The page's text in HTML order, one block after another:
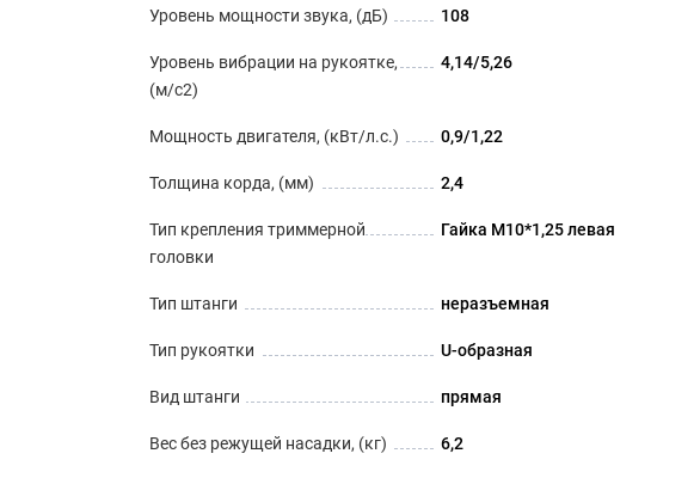
Уровень мощности звука, (дБ) 108
Уровень вибрации на рукоятке,
(м/с2)
4,14/5,26
Мощность двигателя, (кВт/л.с.) 0,9/1,22
Толщина корда, (мм) 2,4
Тип крепления триммерной
головки
Гайка М10*1,25 левая
Тип штанги неразъемная
Тип рукоятки U-образная
Вид штанги прямая
Вес без режущей насадки, (кг) 6,2